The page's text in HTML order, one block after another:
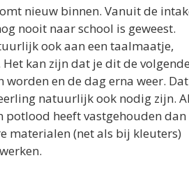
nieuw binnen. Vanuit de
nooit naar school is geweest.
ook aan een taalmaatje,
kan zijn dat je dit de volgende
en de dag erna weer. Dat
natuurlijk ook nodig zijn.
potlood heeft vastgehouden dan
materialen (net als bij kleuters)